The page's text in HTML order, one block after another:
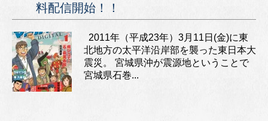
料配信開始！！
2011年（平成23年）3月11日(金)に東
北地方の太平洋沿岸部を襲った東日本大
震災。 宮城県沖が震源地ということで
宮城県石巻...